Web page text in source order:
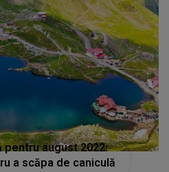
pentru august 2022:
a scăpa de caniculă